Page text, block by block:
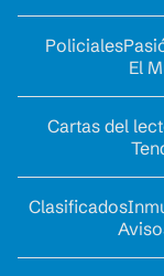
Policiales
El
Cartas del
Clasificados